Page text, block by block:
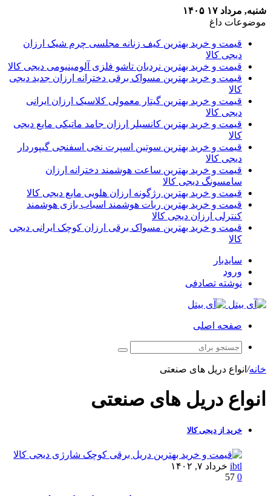
شنبه, مرداد ۱۷ ۱۴۰۵
موضوعات داغ
قیمت و خرید بهترین کیف زنانه مجلسی چرم شیک ارزان
دیجی کالا
قیمت و خرید بهترین نردبان تاشو فلزی آلومینیومی دیجی کالا
قیمت و خرید بهترین مسواک برقی دخترانه ارزان جدید دیجی
کالا
قیمت و خرید بهترین گیتار معمولی کلاسیک ارزان ایرانی
دیجی کالا
قیمت و خرید بهترین کانسیلر ارزان جامد ماتیکی مایع دیجی
کالا
قیمت و خرید بهترین سوتین اسپرت نخی اسفنجی گیپوردار
دیجی کالا
قیمت و خرید بهترین ساعت هوشمند دخترانه ارزان
سامسونگ دیجی کالا
قیمت و خرید بهترین رژگونه ارزان هلویی مایع دیجی کالا
قیمت و خرید بهترین ربات هوشمند اسباب بازی هوشمند
کنترلی ارزان دیجی کالا
قیمت و خرید بهترین مسواک برقی ارزان کوچک ایرانی دیجی
کالا
سایدبار
ورود
نوشته تصادفی
صفحه اصلی
خانه/ انواع دریل های صنعتی
انواع دریل های صنعتی
خرید از دیجی کالا
ibtl خرداد ۷, ۱۴۰۲
0